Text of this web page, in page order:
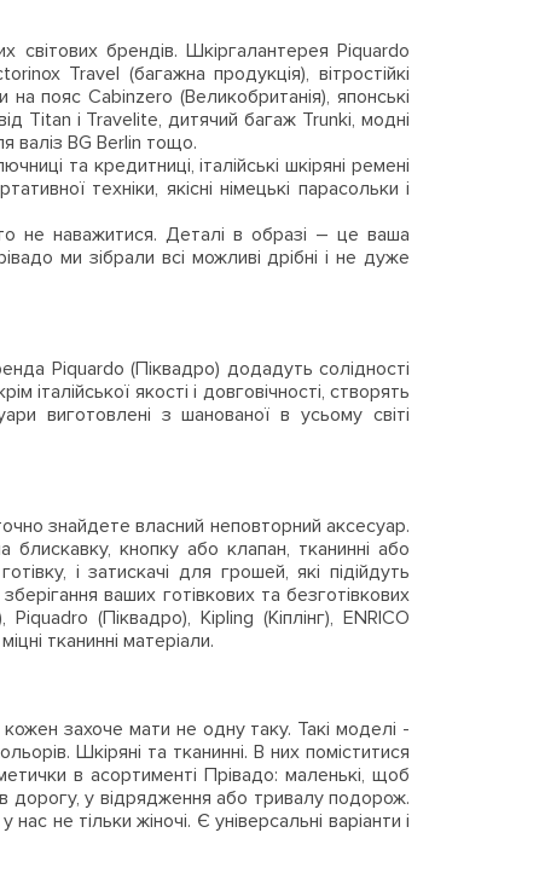
світових брендів. Шкіргалантерея Piquardo
Travel (багажна продукція), вітростійкі
пояс Cabinzero (Великобританія), японські
Titan і Travelite, дитячий багаж Trunki, модні
валіз BG Berlin тощо.
та кредитниці, італійські шкіряні ремені
техніки, якісні німецькі парасольки і
не наважитися. Деталі в образі – це ваша
ми зібрали всі можливі дрібні і не дуже
Piquardo (Піквадро) додадуть солідності
італійської якості і довговічності, створять
виготовлені з шанованої в усьому світі
знайдете власний неповторний аксесуар.
блискавку, кнопку або клапан, тканинні або
і затискачі для грошей, які підійдуть
ваших готівкових та безготівкових
(Піквадро), Kipling (Кіплінг), ENRICO
тканинні матеріали.
захоче мати не одну таку. Такі моделі -
Шкіряні та тканинні. В них поміститися
в асортименті Прівадо: маленькі, щоб
в дорогу, у відрядження або тривалу подорож.
не тільки жіночі. Є універсальні варіанти і